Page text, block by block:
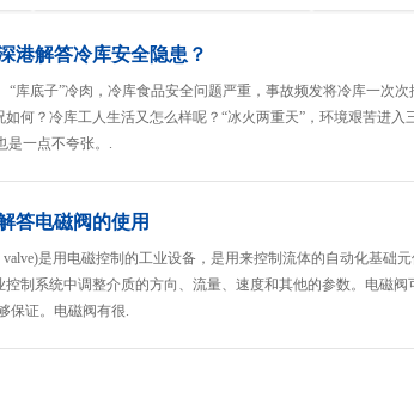
港解答冷库安全隐患？
“库底子”冷肉，冷库食品安全问题严重，事故频发将冷库一次
何？冷库工人生活又怎么样呢？“冰火两重天”，环境艰苦进入
是一点不夸张。.
答电磁阀的使用
valve)是用电磁控制的工业设备，是用来控制流体的自动化基础
控制系统中调整介质的方向、流量、速度和其他的参数。电磁阀
保证。电磁阀有很.